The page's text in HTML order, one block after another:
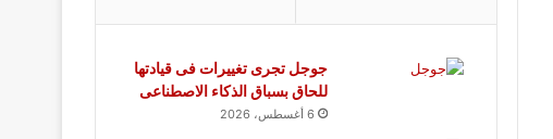
جوجل تجرى تغييرات فى قيادتها
للحاق بسباق الذكاء الاصطناعى
6 أغسطس، 2026